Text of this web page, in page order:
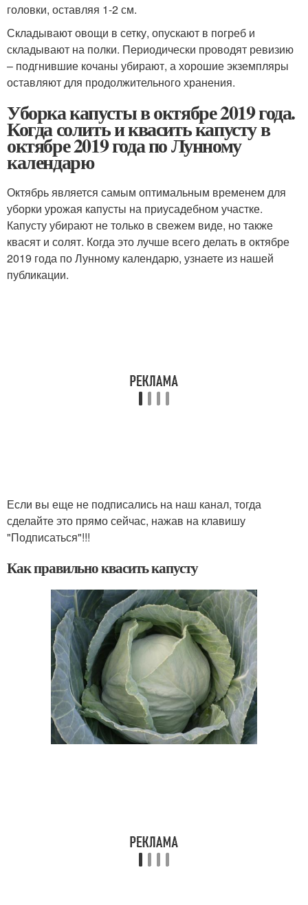
головки, оставляя 1-2 см.
Складывают овощи в сетку, опускают в погреб и
складывают на полки. Периодически проводят ревизию
– подгнившие кочаны убирают, а хорошие экземпляры
оставляют для продолжительного хранения.
Уборка капусты в октябре 2019 года.
Когда солить и квасить капусту в
октябре 2019 года по Лунному
календарю
Октябрь является самым оптимальным временем для
уборки урожая капусты на приусадебном участке.
Капусту убирают не только в свежем виде, но также
квасят и солят. Когда это лучше всего делать в октябре
2019 года по Лунному календарю, узнаете из нашей
публикации.
Если вы еще не подписались на наш канал, тогда
сделайте это прямо сейчас, нажав на клавишу
"Подписаться"!!!
Как правильно квасить капусту